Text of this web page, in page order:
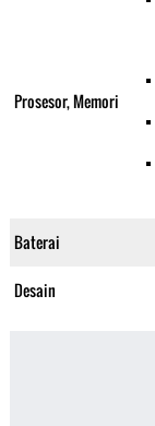
Prosesor, Memori
Baterai
Desain